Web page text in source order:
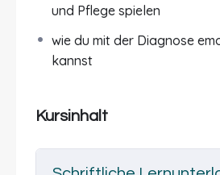
Gespräch mit deiner Tierärztin
Tierarzt stellen solltest. So
medizinischen Schritte besser
besprochen. Du erhältst einen
mögliche Behandlungswege –
Chemotherapie über
und Pflege spielen
wie du mit der Diagnose
kannst
Kursinhalt